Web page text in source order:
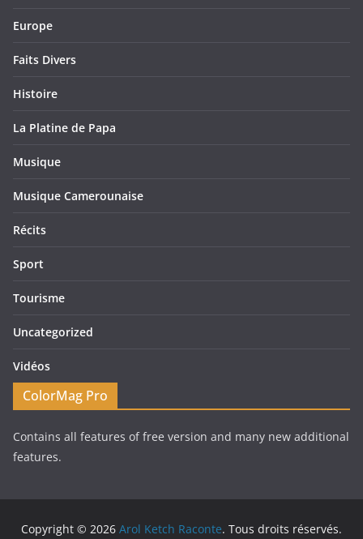
Europe
Faits Divers
Histoire
La Platine de Papa
Musique
Musique Camerounaise
Récits
Sport
Tourisme
Uncategorized
Vidéos
ColorMag Pro
Contains all features of free version and many new additional
features.
Copyright © 2026 Arol Ketch Raconte. Tous droits réservés.